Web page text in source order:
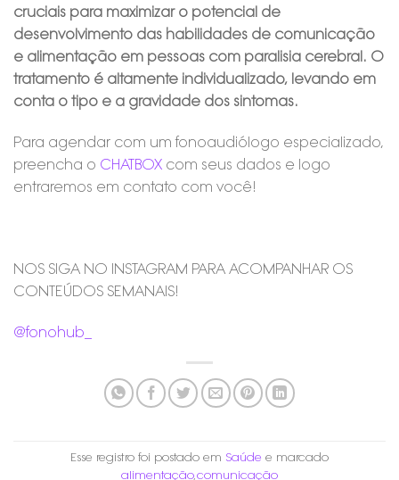
cruciais para maximizar o potencial de
desenvolvimento das habilidades de comunicação
e alimentação em pessoas com paralisia cerebral. O
tratamento é altamente individualizado, levando em
conta o tipo e a gravidade dos sintomas.
Para agendar com um fonoaudiólogo especializado,
preencha o CHATBOX com seus dados e logo
entraremos em contato com você!
NOS SIGA NO INSTAGRAM PARA ACOMPANHAR OS
CONTEÚDOS SEMANAIS!
@fonohub_
Esse registro foi postado em Saúde e marcado
alimentação,comunicação